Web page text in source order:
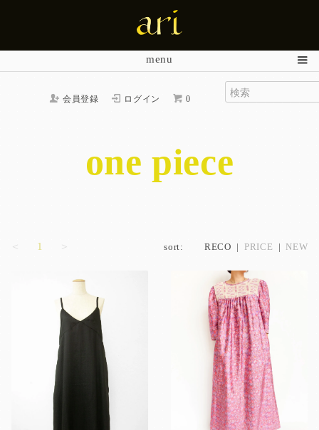
menu
会員登録 ログイン 0
one piece
＜ 1 ＞ sort: RECO | PRICE | NEW